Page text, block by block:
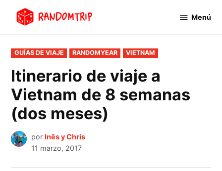
contenido
Menú
PUBLICADO
EN
GUÍAS DE VIAJE RANDOMYEAR VIETNAM
Itinerario de viaje a
Vietnam de 8 semanas
(dos meses)
por Inês y Chris
11 marzo, 2017